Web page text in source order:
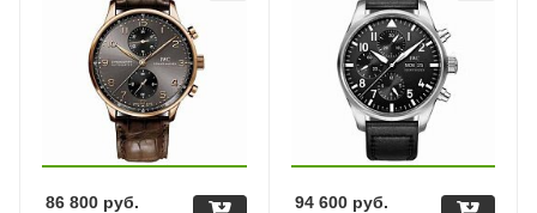
86 800 руб. 94 600руб.